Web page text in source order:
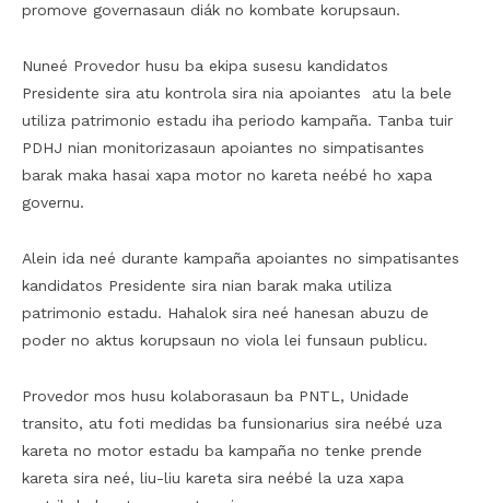
promove governasaun diák no kombate korupsaun.
Nuneé Provedor husu ba ekipa susesu kandidatos
Presidente sira atu kontrola sira nia apoiantes atu la bele
utiliza patrimonio estadu iha periodo kampaña. Tanba tuir
PDHJ nian monitorizasaun apoiantes no simpatisantes
barak maka hasai xapa motor no kareta neébé ho xapa
governu.
Alein ida neé durante kampaña apoiantes no simpatisantes
kandidatos Presidente sira nian barak maka utiliza
patrimonio estadu. Hahalok sira neé hanesan abuzu de
poder no aktus korupsaun no viola lei funsaun publicu.
Provedor mos husu kolaborasaun ba PNTL, Unidade
transito, atu foti medidas ba funsionarius sira neébé uza
kareta no motor estadu ba kampaña no tenke prende
kareta sira neé, liu-liu kareta sira neébé la uza xapa